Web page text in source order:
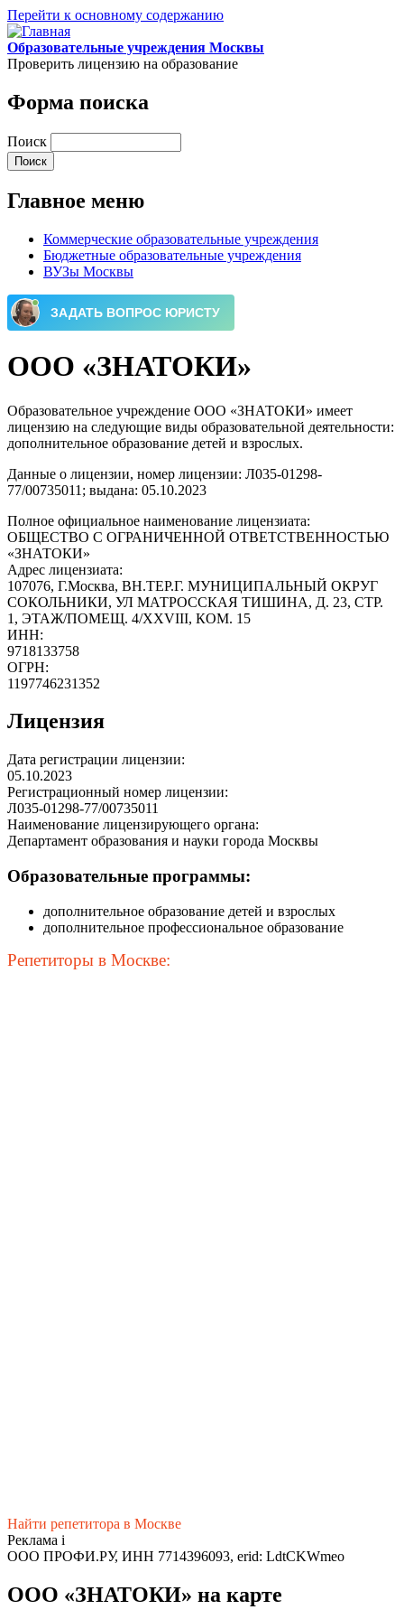
Перейти к основному содержанию
Образовательные учреждения Москвы
Проверить лицензию на образование
Форма поиска
Поиск
Главное меню
Коммерческие образовательные учреждения
Бюджетные образовательные учреждения
ВУЗы Москвы
ООО «ЗНАТОКИ»
Образовательное учреждение ООО «ЗНАТОКИ» имеет
лицензию на следующие виды образовательной деятельности:
дополнительное образование детей и взрослых.
Данные о лицензии, номер лицензии: Л035-01298-
77/00735011; выдана: 05.10.2023
Полное официальное наименование лицензиата:
ОБЩЕСТВО С ОГРАНИЧЕННОЙ ОТВЕТСТВЕННОСТЬЮ
«ЗНАТОКИ»
Адрес лицензиата:
107076, Г.Москва, ВН.ТЕР.Г. МУНИЦИПАЛЬНЫЙ ОКРУГ
СОКОЛЬНИКИ, УЛ МАТРОССКАЯ ТИШИНА, Д. 23, СТР.
1, ЭТАЖ/ПОМЕЩ. 4/XXVIII, КОМ. 15
ИНН:
9718133758
ОГРН:
1197746231352
Лицензия
Дата регистрации лицензии:
05.10.2023
Регистрационный номер лицензии:
Л035-01298-77/00735011
Наименование лицензирующего органа:
Департамент образования и науки города Москвы
Образовательные программы:
дополнительное образование детей и взрослых
дополнительное профессиональное образование
Репетиторы в Москве:
Найти репетитора в Москве
Реклама i
ООО ПРОФИ.РУ, ИНН 7714396093, erid: LdtCKWmeo
ООО «ЗНАТОКИ» на карте